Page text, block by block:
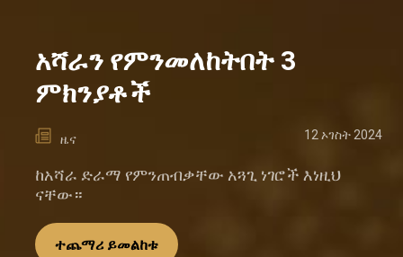
አሻራን የምንመለከትበት 3
ምክንያቶች
ዜና 12 ኦገስት 2024
ከአሻራ ድራማ የምንጠብቃቸው አጓጊ ነገሮች እነዚህ
ናቸው።
ተጨማሪ ይመልከቱ